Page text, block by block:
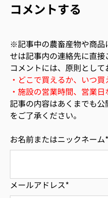
コメントする
※記事中の農畜産物や商品
せは記事内の連絡先に直
コメントには、原則として
・どこで買えるか、いつ
・施設の営業時間、営業日
記事の内容はあくまでも
をご了承ください。
お名前またはニックネーム*
メールアドレス*